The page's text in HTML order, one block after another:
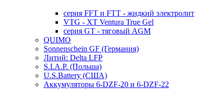
серия FFT и FTT - жидкий электролит
VTG - XT Ventura True Gel
серия GT - тяговый AGM
QUIMO
Sonnenschein GF (Германия)
Литий: Delta LFP
S.I.A.P. (Польша)
U.S.Battery (США)
Аккумуляторы 6-DZF-20 и 6-DZF-22